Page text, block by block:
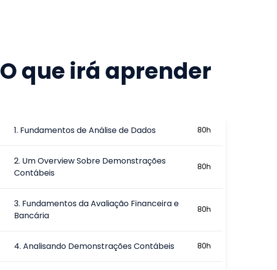
O que irá aprender
1. Fundamentos de Análise de Dados 80h
2. Um Overview Sobre Demonstrações
Contábeis
80h
3. Fundamentos da Avaliação Financeira e
Bancária
80h
4.Analisando Demonstrações Contábeis 80h